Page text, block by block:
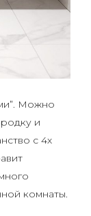
Можно
и
с 4х
комнаты.